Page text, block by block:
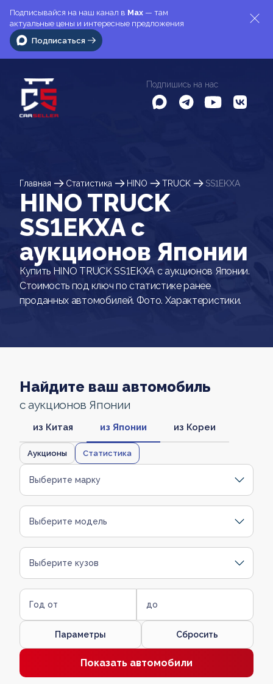
Подписывайся на наш канал в Max — там
актуальные цены и интересные предложения
Подписаться
Подпишись на нас
Главная Статистика HINO TRUCK SS1EKXA
HINO TRUCK
SS1EKXA c
аукционов Японии
Купить HINO TRUCK SS1EKXA с аукционов Японии.
Стоимость под ключ по статистике ранее
проданных автомобилей. Фото. Характеристики.
Найдите ваш автомобиль
с аукционов Японии
из Китая из Японии из Кореи
Аукционы Статистика
Выберите марку
Выберите модель
Выберите кузов
Год от до
Параметры Сбросить
Показать автомобили